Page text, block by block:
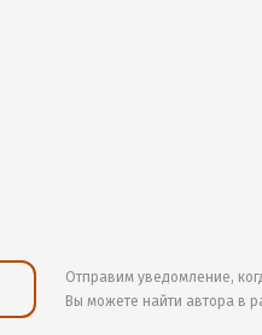
Отправим уведомление,
Вы можете найти автора в